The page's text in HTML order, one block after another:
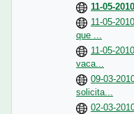
11-05-
11-05-
que ...
11-05-
vaca...
09-03-
solicita...
02-03-